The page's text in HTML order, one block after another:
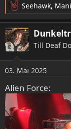
R
e
a
k
t
n
e
n
Seehawk, Mani
Till Deaf
03. Mai 2025
Alien Force: